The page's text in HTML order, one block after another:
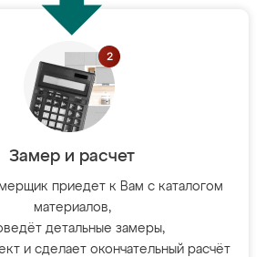
Замер и расчет
приедет к Вам с каталогом
материалов,
детальные замеры,
и сделает окончательный расчёт